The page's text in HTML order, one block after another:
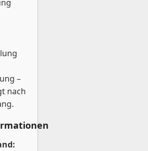
–
nach